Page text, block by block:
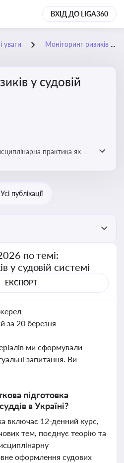
ВХІД ДО LIGA360
уваги Моніторинг ризиків у судовій системі
у судовій
практика як
судових спорів та
Усі публікації
по темі:
у судовій системі
ЕКСПОРТ
за 20 березня
ми сформували
запитання. Ви
підготовка
в Україні?
включає 12-денний курс,
тем, поєднує теорію та
оформлення судових